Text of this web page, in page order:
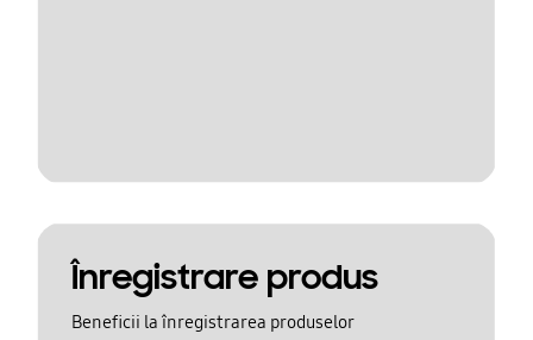
Înregistrare produs
Beneficii la înregistrarea produselor